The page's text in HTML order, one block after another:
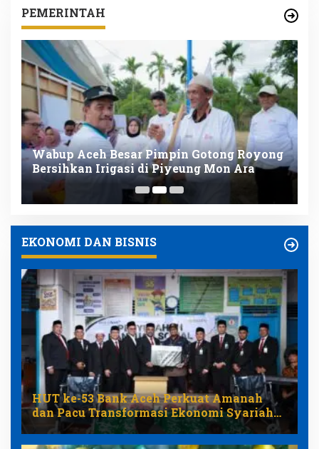
PEMERINTAH
Wabup Aceh Besar Pimpin Gotong Royong
Bersihkan Irigasi di Piyeung Mon Ara
EKONOMI DAN BISNIS
HUT ke-53 Bank Aceh Perkuat Amanah
dan Pacu Transformasi Ekonomi Syariah
Aceh